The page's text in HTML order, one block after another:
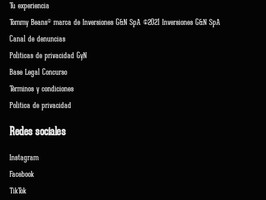
Tu experiencia
Tommy Beans® marca de Inversiones G&N SpA ©2021 Inversiones G&N SpA
Canal de denuncias
Políticas de privacidad GyN
Base Legal Concurso
Términos y condiciones
Política de privacidad
Redes sociales
Instagram
Facebook
TikTok